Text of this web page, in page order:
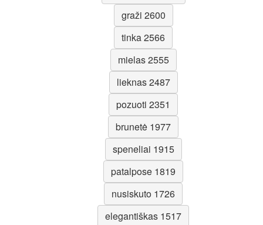
graži 2600
tinka 2566
mielas 2555
lieknas 2487
pozuoti 2351
brunetė 1977
speneliai 1915
patalpose 1819
nusiskuto 1726
elegantiškas 1517